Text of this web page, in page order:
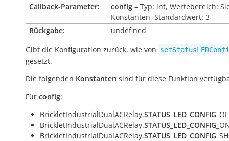
Callback-Parameter: config – Typ: int, Wertebereich:
Konstanten, Standardwert: 3
Rückgabe:
undefined
Gibt die Konfiguration zurück, wie von
gesetzt.
Die folgenden Konstanten sind für diese Funktion
Für config:
BrickletIndustrialDualACRelay.STATUS_LED_CONFIG
BrickletIndustrialDualACRelay.STATUS_LED_CONFIG
BrickletIndustrialDualACRelay.STATUS_LED_CONFIG